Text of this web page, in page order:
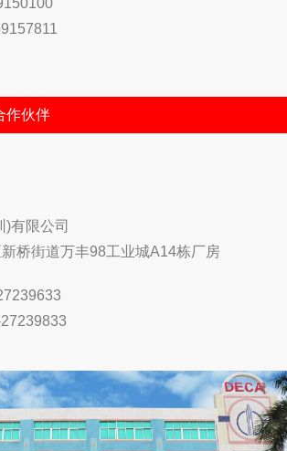
作伙伴
)有限公司
桥街道万丰98工业城A14栋厂房